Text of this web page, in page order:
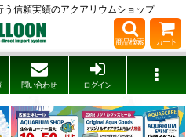
信頼実績のアクアリウムショップ
商品検索 カート
問い合わせ ログイン